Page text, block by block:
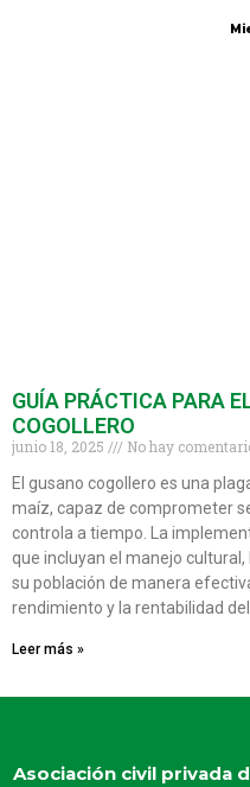
GUÍA PRÁCTICA PARA
COGOLLERO
junio 18, 2025
No hay
El gusano cogollero es una
maíz, capaz de comprometer
controla a tiempo. La
que incluyan el manejo
su población de manera
rendimiento y la rentabilidad del
Leer más »
Asociación civil privada